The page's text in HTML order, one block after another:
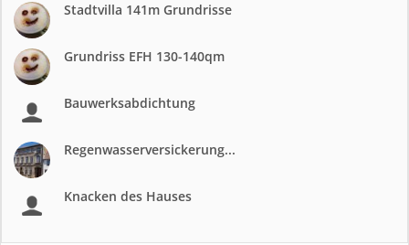
Stadtvilla 141m Grundrisse
Grundriss EFH 130-140qm
Bauwerksabdichtung
Regenwasserversickerung...
Knacken des Hauses